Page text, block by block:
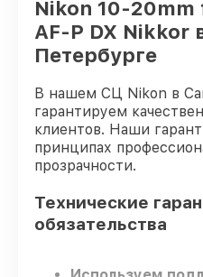
Nikon 10-20mm
AF-P DX Nikkor
Петербурге
В нашем СЦ Nikon в
гарантируем
клиентов. Наши
принципах
прозрачности.
Технические
обязательства